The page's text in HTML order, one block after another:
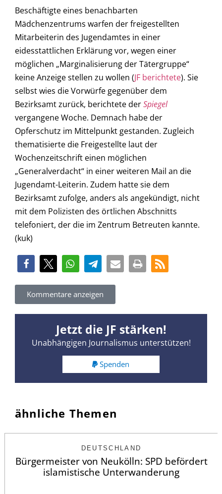
Beschäftigte eines benachbarten
Mädchenzentrums warfen der freigestellten
Mitarbeiterin des Jugendamtes in einer
eidesstattlichen Erklärung vor, wegen einer
möglichen „Marginalisierung der Tätergruppe“
keine Anzeige stellen zu wollen (JF berichtete). Sie
selbst wies die Vorwürfe gegenüber dem
Bezirksamt zurück, berichtete derSpiegel
vergangene Woche. Demnach habe der
Opferschutz im Mittelpunkt gestanden. Zugleich
thematisierte die Freigestellte laut der
Wochenzeitschrift einen möglichen
„Generalverdacht“ in einer weiteren Mail an die
Jugendamt-Leiterin. Zudem hatte sie dem
Bezirksamt zufolge, anders als angekündigt, nicht
mit dem Polizisten des örtlichen Abschnitts
telefoniert, der die im Zentrum Betreuten kannte.
(kuk)
Kommentare anzeigen
Jetzt die JF stärken!
Unabhängigen Journalismus unterstützen!
Spenden
ähnliche Themen
DEUTSCHLAND
Bürgermeister von Neukölln: SPD befördert
islamistische Unterwanderung